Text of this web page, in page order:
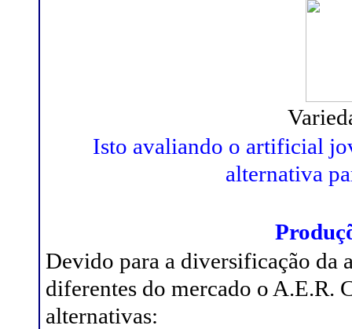
Isto avaliando o artificial
alternativa
Devido para a diversificação da
diferentes do mercado o A.E.R.
alternativas: